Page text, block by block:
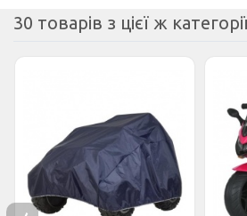
30 товарів з цієї ж